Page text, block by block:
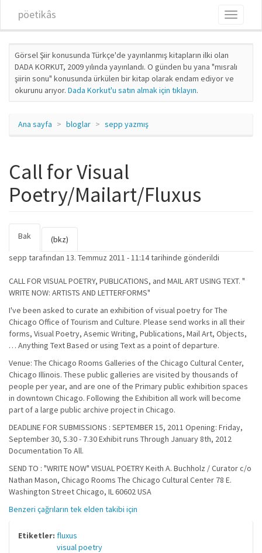
pöetikâs
Toggle
Görsel Şiir konusunda Türkçe'de yayınlanmış kitapların ilki olan
DADA KORKUT, 2009 yılında yayınlandı. O günden bu yana "mısralı
şiirin sonu" konusunda ürkülen bir kitap olarak endam ediyor ve
okurunu arıyor. Dada Korkut'u satın almak için tıklayın.
Ana sayfa bloglar sepp yazmış
Call for Visual
Poetry/Mailart/Fluxus
Birincil sekmeler
Bak
sekme)
(bkz)
sepp tarafından 13. Temmuz 2011 - 11:14 tarihinde gönderildi
CALL FOR VISUAL POETRY, PUBLICATIONS, and MAIL ART USING TEXT. "
WRITE NOW: ARTISTS AND LETTERFORMS"
I've been asked to curate an exhibition of visual poetry for The
Chicago Office of Tourism and Culture. Please send works in all their
forms, Visual Poetry, Asemic Writing, Publications, Mail Art, Objects,
… Anything Text Based or using Text as a point of departure.
Venue: The Chicago Rooms Galleries of the Chicago Cultural Center,
Chicago Illinois. These public galleries are visited by thousands of
people per year, and are one of the Primary public exhibition spaces
in downtown Chicago. Following the Exhibition all work will become
part of a large public archive project in Chicago.
DEADLINE FOR SUBMISSIONS : SEPTEMBER 15, 2011 Opening: Friday,
September 30, 5.30 - 7.30 Exhibit runs Through January 8th, 2012
Documentation To All.
SEND TO : "WRITE NOW" VISUAL POETRY Keith A. Buchholz / Curator c/o
Nathan Mason, Chicago Rooms The Chicago Cultural Center 78 E.
Washington Street Chicago, IL 60602 USA
Benzeri çağrıların tek elden takibi için
Etiketler: fluxus
visual poetry